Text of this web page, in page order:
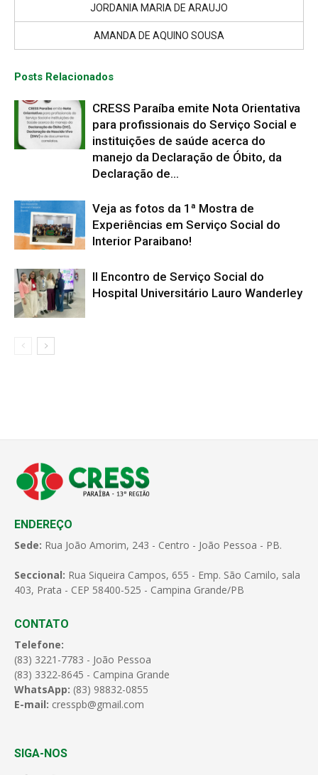
JORDANIA MARIA DE ARAUJO
AMANDA DE AQUINO SOUSA
Posts Relacionados
CRESS Paraíba emite Nota Orientativa
para profissionais do Serviço Social e
instituições de saúde acerca do
manejo da Declaração de Óbito, da
Declaração de...
Veja as fotos da 1ª Mostra de
Experiências em Serviço Social do
Interior Paraibano!
II Encontro de Serviço Social do
Hospital Universitário Lauro Wanderley
ENDEREÇO
Sede: Rua João Amorim, 243 - Centro - João Pessoa - PB.
Seccional: Rua Siqueira Campos, 655 - Emp. São Camilo, sala
403, Prata - CEP 58400-525 - Campina Grande/PB
CONTATO
Telefone:
(83) 3221-7783 - João Pessoa
(83) 3322-8645 - Campina Grande
WhatsApp: (83) 98832-0855
E-mail: cresspb@gmail.com
SIGA-NOS